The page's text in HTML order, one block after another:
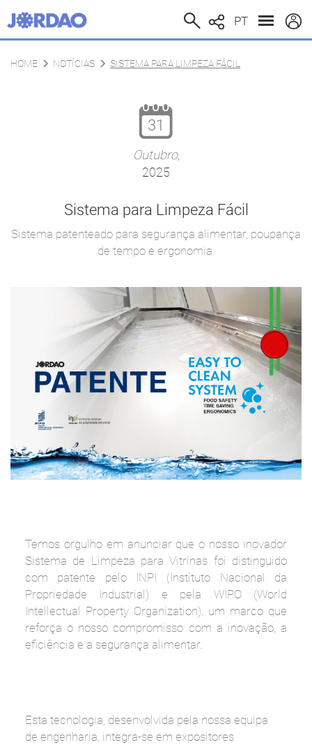
PT
HOME NOTÍCIAS SISTEMA PARA LIMPEZA FÁCIL
31
Outubro,
2025
Sistema para Limpeza Fácil
Sistema patenteado para segurança alimentar, poupança
de tempo e ergonomia.
Temos orgulho em anunciar que o nosso inovador
Sistema de Limpeza para Vitrinas foi distinguido
com patente pelo INPI (Instituto Nacional da
Propriedade Industrial) e pela WIPO (World
Intellectual Property Organization), um marco que
reforça o nosso compromisso com a inovação, a
eficiência e a segurança alimentar.
Esta tecnologia, desenvolvida pela nossa equipa
de engenharia, integra-se em expositores